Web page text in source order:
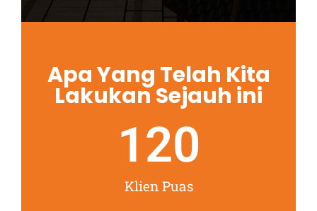
Apa Yang Telah Kita
Lakukan Sejauh ini
Klien Puas
120